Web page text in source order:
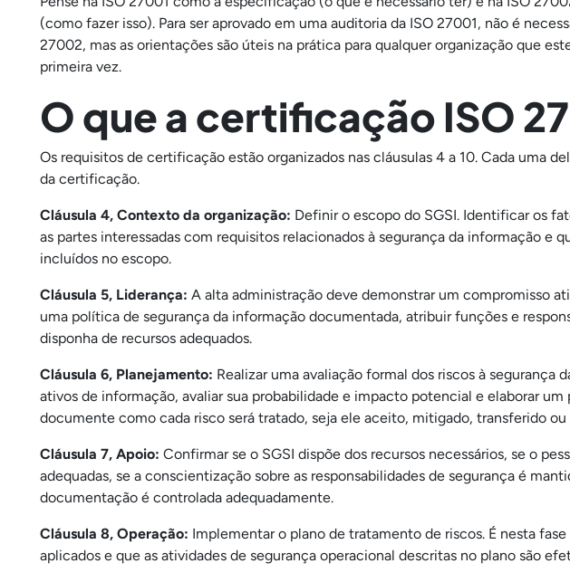
(como fazer isso). Para ser aprovado em uma auditoria da ISO 27001, não é
27002, mas as orientações são úteis na prática para qualquer organização que
primeira vez.
O que a certificação ISO
Os requisitos de certificação estão organizados nas cláusulas 4 a 10. Cada uma
da certificação.
Cláusula 4, Contexto da organização: Definir o escopo do SGSI. Identificar os
as partes interessadas com requisitos relacionados à segurança da informação e
incluídos no escopo.
Cláusula 5, Liderança: A alta administração deve demonstrar um compromisso
uma política de segurança da informação documentada, atribuir funções e
disponha de recursos adequados.
Cláusula 6, Planejamento: Realizar uma avaliação formal dos riscos à segurança
ativos de informação, avaliar sua probabilidade e impacto potencial e elaborar
documente como cada risco será tratado, seja ele aceito, mitigado, transferido ou
Cláusula 7, Apoio: Confirmar se o SGSI dispõe dos recursos necessários, se o
adequadas, se a conscientização sobre as responsabilidades de segurança é
documentação é controlada adequadamente.
Cláusula 8, Operação: Implementar o plano de tratamento de riscos. É nesta
aplicados e que as atividades de segurança operacional descritas no plano são